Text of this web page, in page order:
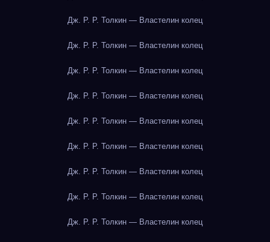
Дж. Р. Р. Толкин — Властелин колец
Дж. Р. Р. Толкин — Властелин колец
Дж. Р. Р. Толкин — Властелин колец
Дж. Р. Р. Толкин — Властелин колец
Дж. Р. Р. Толкин — Властелин колец
Дж. Р. Р. Толкин — Властелин колец
Дж. Р. Р. Толкин — Властелин колец
Дж. Р. Р. Толкин — Властелин колец
Дж. Р. Р. Толкин — Властелин колец